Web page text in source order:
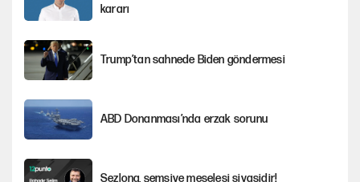
kararı
Trump’tan sahnede Biden göndermesi
ABD Donanması’nda erzak sorunu
Şezlong, şemsiye meselesi siyasidir!